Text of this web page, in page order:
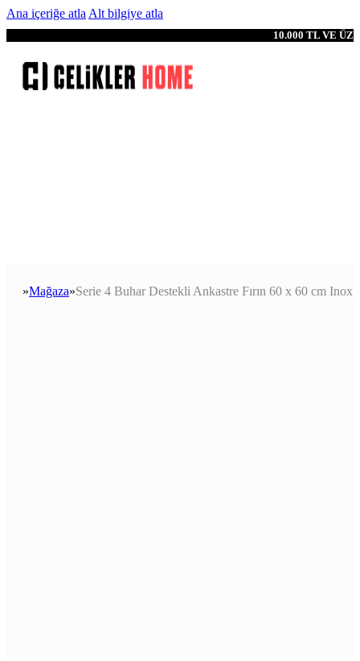
Ana içeriğe atla Alt bilgiye atla
10.000 TL VE
Anasayfa
Mağaza Serie 4 Buhar Destekli Ankastre Fırın 60 x 60 cm Inox